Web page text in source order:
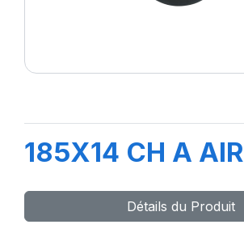
185X14 CH A AIR
Détails du Produit